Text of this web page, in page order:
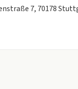
7, 70178